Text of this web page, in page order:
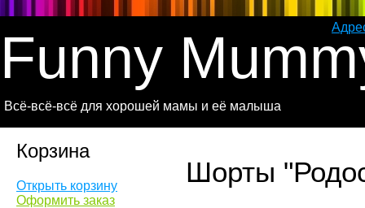
Funny
Всё-всё-всё для хорошей мамы и её малыша
Корзина
Открыть корзину
Оформить заказ
Шорты